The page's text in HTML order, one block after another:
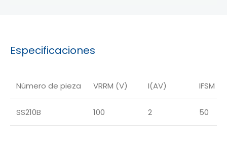
Especificaciones
Número de pieza VRRM (V) I(AV) IFSM
SS210B 100 2 50